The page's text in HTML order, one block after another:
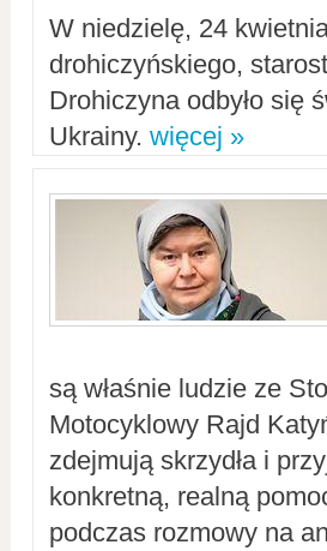
W niedzielę, 24
drohiczyńskiego,
Drohiczyna odbyło się
Ukrainy. więcej »
są właśnie ludzie ze
Motocyklowy Rajd
zdejmują skrzydła i
konkretną, realną
podczas rozmowy na